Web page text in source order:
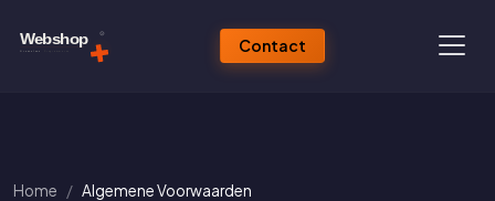
Contact
Home Algemene Voorwaarden